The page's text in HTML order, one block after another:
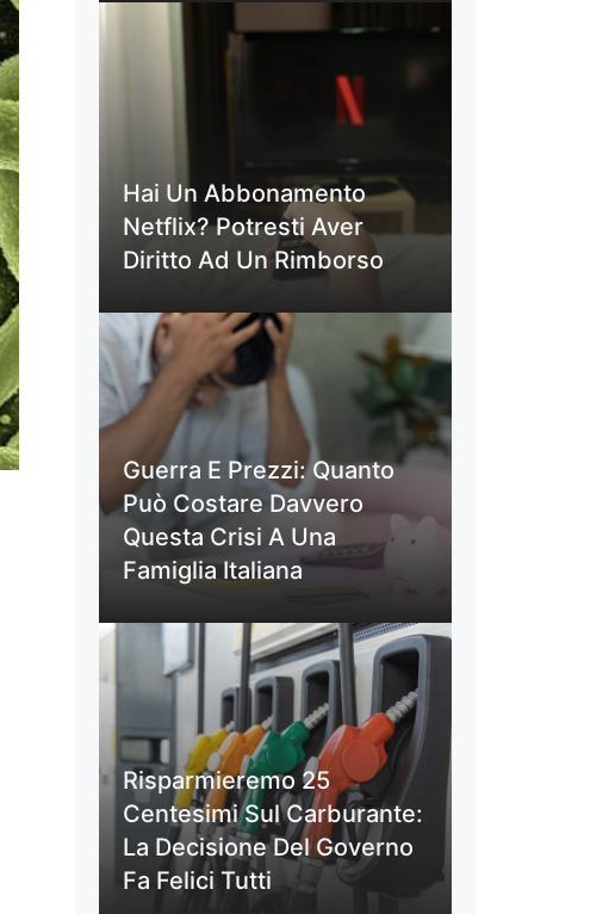
Hai Un Abbonamento
Netflix? Potresti Aver
Diritto Ad Un Rimborso
Guerra E Prezzi: Quanto
Può Costare Davvero
Questa Crisi A Una
Famiglia Italiana
Risparmieremo 25
Centesimi Sul Carburante:
La Decisione Del Governo
Fa Felici Tutti